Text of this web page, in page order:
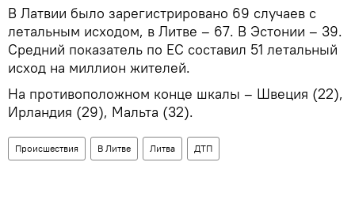
В Латвии было зарегистрировано 69 случаев с
летальным исходом, в Литве – 67. В Эстонии – 39.
Средний показатель по ЕС составил 51 летальный
исход на миллион жителей.
На противоположном конце шкалы – Швеция (22),
Ирландия (29), Мальта (32).
Происшествия В Литве Литва ДТП